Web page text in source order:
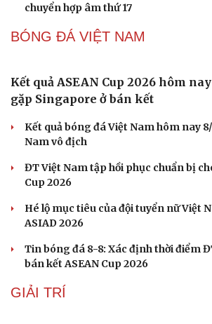
chuyển hợp âm thứ 17
BÓNG ĐÁ VIỆT NAM
gặp Singapore ở bán kết
Nam vô địch